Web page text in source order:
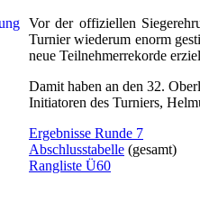
Vor der offiziellen
Turnier wiederum enorm
neue Teilnehmerrekorde
Damit haben an den 32.
Initiatoren des Turniers,
Ergebnisse Runde 7
Abschlusstabelle (gesamt)
Rangliste Ü60